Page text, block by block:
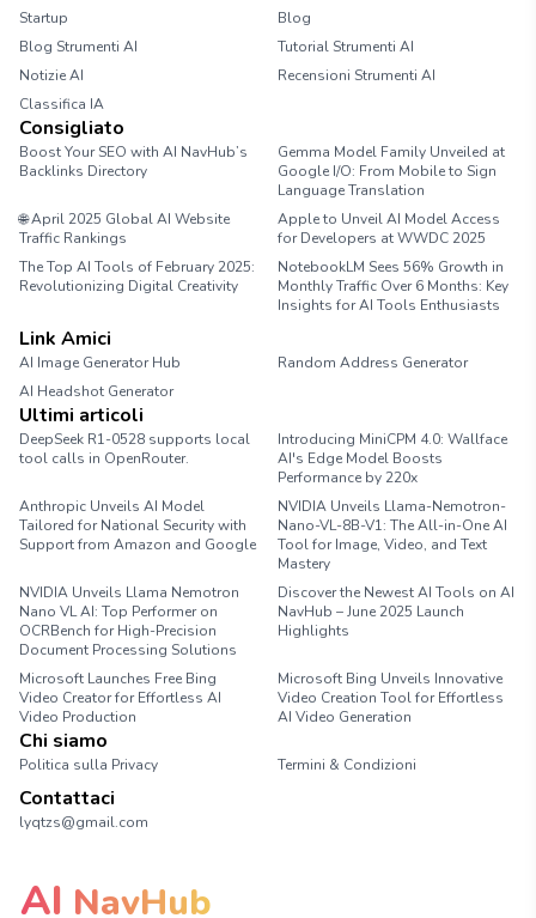
Startup
Blog
Blog Strumenti AI
Tutorial Strumenti AI
Notizie AI
Recensioni Strumenti AI
Classifica IA
Consigliato
Boost Your SEO with AI NavHub’s
Backlinks Directory
Gemma Model Family Unveiled at
Google I/O: From Mobile to Sign
Language Translation
🌐 April 2025 Global AI Website
Traffic Rankings
Apple to Unveil AI Model Access
for Developers at WWDC 2025
The Top AI Tools of February 2025:
Revolutionizing Digital Creativity
NotebookLM Sees 56% Growth in
Monthly Traffic Over 6 Months: Key
Insights for AI Tools Enthusiasts
Link Amici
AI Image Generator Hub
Random Address Generator
AI Headshot Generator
Ultimi articoli
DeepSeek R1-0528 supports local
tool calls in OpenRouter.
Introducing MiniCPM 4.0: Wallface
AI's Edge Model Boosts
Performance by 220x
Anthropic Unveils AI Model
Tailored for National Security with
Support from Amazon and Google
NVIDIA Unveils Llama-Nemotron-
Nano-VL-8B-V1: The All-in-One AI
Tool for Image, Video, and Text
Mastery
NVIDIA Unveils Llama Nemotron
Nano VL AI: Top Performer on
OCRBench for High-Precision
Document Processing Solutions
Discover the Newest AI Tools on AI
NavHub – June 2025 Launch
Highlights
Microsoft Launches Free Bing
Video Creator for Effortless AI
Video Production
Microsoft Bing Unveils Innovative
Video Creation Tool for Effortless
AI Video Generation
Chi siamo
Politica sulla Privacy Termini & Condizioni
Contattaci
lyqtzs@gmail.com
AI NavHub